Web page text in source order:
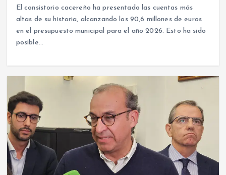
El consistorio cacereño ha presentado las cuentas más
altas de su historia, alcanzando los 90,6 millones de euros
en el presupuesto municipal para el año 2026. Esto ha sido
posible…